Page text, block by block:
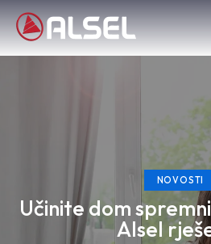
NOVOSTI
Učinite dom
Alsel